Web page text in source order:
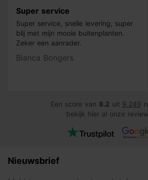
Super service
Super service, snelle levering, super
blij met mijn mooie buitenplanten.
Zeker een aanrader.
Bianca Bongers
Een score van 8.2 uit 9.249
bekijk hier al onze
Nieuwsbrief